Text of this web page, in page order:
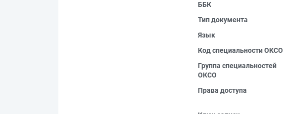
ББК
Тип документа
Язык
Код специальности ОКСО
Группа специальностей
ОКСО
Права доступа